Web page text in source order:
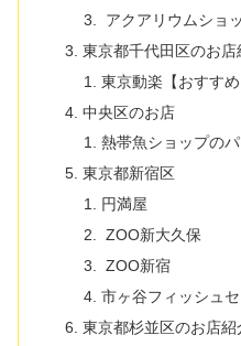
アクアリウムショ
東京都千代田区のお店
東京動楽【おすすめ
中央区のお店
熱帯魚ショップの
東京都新宿区
円満屋
ZOO新大久保
ZOO新宿
市ヶ谷フィッシュ
東京都杉並区のお店紹